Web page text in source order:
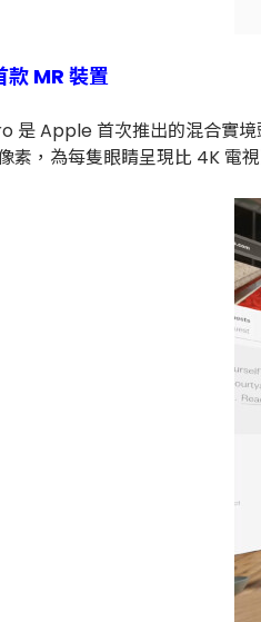
款 MR 裝置
是 Apple 首次推出的混合實
素，為每隻眼睛呈現比 4K 電